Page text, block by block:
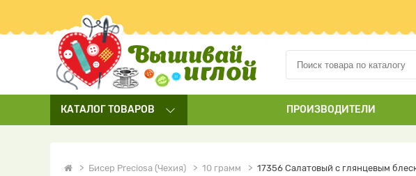
КАТАЛОГТОВАРОВ ПРОИЗВОДИТЕЛИ
Бисер Preciosa (Чехия) 10 грамм 17356 Салатовый с глянцевым